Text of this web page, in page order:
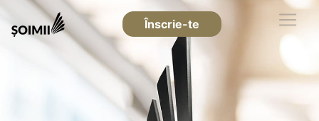
Înscrie-te